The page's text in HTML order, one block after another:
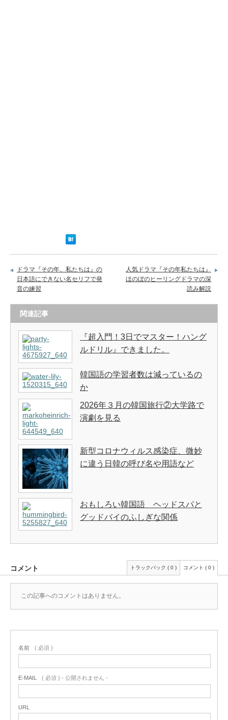
ドラマ『その年、私たちは』の
日本語にできない名セリフで発
音の練習
人気ドラマ『その年私たちは』
ほのぼのヒーリングドラマの深
読み解説
関連記事
『超入門！3日でマスター！ハング
ルドリル』できました。
韓国語の学習者数は減っているの
か
2026年３月の韓国旅行②大学路で
演劇を見る
新型コロナウィルス感染症、微妙
に違う日韓の呼び名や用語など
おもしろい韓国語 ヘッドスパと
グッドバイのふしぎな関係
コメント トラックバック ( 0 ) コメント ( 0 )
この記事へのコメントはありません。
名前 ( 必須 )
E-MAIL ( 必須 ) - 公開されません -
URL